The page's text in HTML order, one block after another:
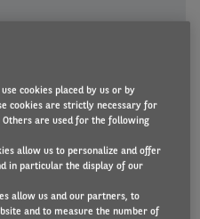
an
cookies placed by us or by
cookies are strictly necessary for
are used for the following
allow us to personalize and offer
in particular the display of our
allow us and our partners, to
and to measure the number of